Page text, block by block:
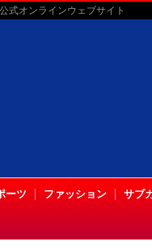
式オンラインウェブサイト
ーツ ファッション サブ